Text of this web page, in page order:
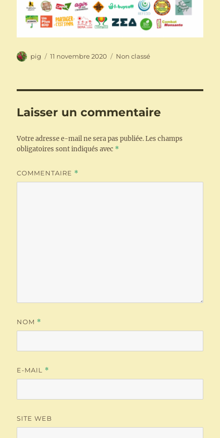
Auteur
pig
Publié
11 novembre 2020 Catégories
Non classé
Laisser un commentaire
Votre adresse e-mail ne sera pas publiée. Les champs
obligatoires sont indiqués avec *
COMMENTAIRE *
NOM *
E-MAIL *
SITE WEB